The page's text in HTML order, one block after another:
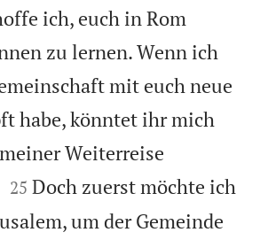
ich, euch in Rom
zu lernen. Wenn ich
mit euch neue
habe, könntet ihr mich
Weiterreise


25 Doch zuerst möchte ich
um der Gemeinde